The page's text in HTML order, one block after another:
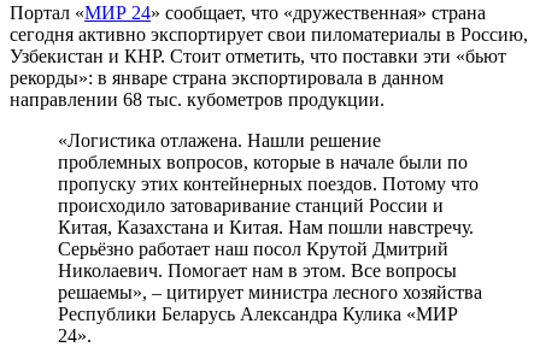
Портал «МИР 24» сообщает, что «дружественная» страна
сегодня активно экспортирует свои пиломатериалы в Россию,
Узбекистан и КНР. Стоит отметить, что поставки эти «бьют
рекорды»: в январе страна экспортировала в данном
направлении 68 тыс. кубометров продукции.
«Логистика отлажена. Нашли решение
проблемных вопросов, которые в начале были по
пропуску этих контейнерных поездов. Потому что
происходило затоваривание станций России и
Китая, Казахстана и Китая. Нам пошли навстречу.
Серьёзно работает наш посол Крутой Дмитрий
Николаевич. Помогает нам в этом. Все вопросы
решаемы», – цитирует министра лесного хозяйства
Республики Беларусь Александра Кулика «МИР
24».